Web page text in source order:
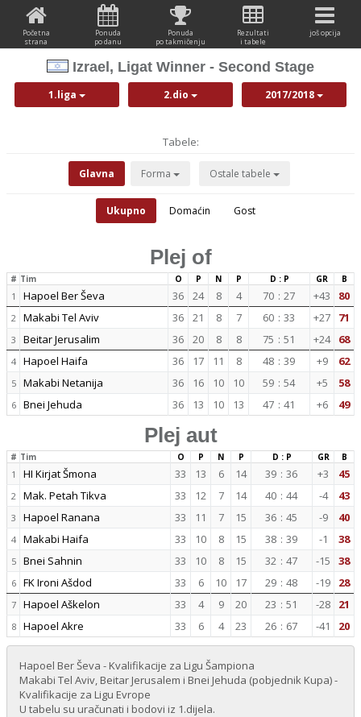
Početna
strana
Ponuda
po danu
Ponuda
po takmičenju
Rezultati
i tabele
još opcija
Izrael, Ligat Winner - Second Stage
1.liga 2.dio 2017/2018
Tabele:
Glavna Forma Ostale tabele
Ukupno Domaćin Gost
Plej of
# Tim O P N P D : P GR B
1 Hapoel Ber Ševa 36 24 8 4 70 : 27 +43 80
2 Makabi Tel Aviv 36 21 8 7 60 : 33 +27 71
3 Beitar Jerusalim 36 20 8 8 75 : 51 +24 68
4 Hapoel Haifa 36 17 11 8 48 : 39 +9 62
5 Makabi Netanija 36 16 10 10 59 : 54 +5 58
6 Bnei Jehuda 36 13 10 13 47 : 41 +6 49
Plej aut
# Tim O P N P D : P GR B
1 HI Kirjat Šmona 33 13 6 14 39 : 36 +3 45
2 Mak. Petah Tikva 33 12 7 14 40 : 44 -4 43
3 Hapoel Ranana 33 11 7 15 36 : 45 -9 40
4 Makabi Haifa 33 10 8 15 38 : 39 -1 38
5 Bnei Sahnin 33 10 8 15 32 : 47 -15 38
6 FK Ironi Ašdod 33 6 10 17 29 : 48 -19 28
7 Hapoel Aškelon 33 4 9 20 23 : 51 -28 21
8 Hapoel Akre 33 6 4 23 26 : 67 -41 20
Hapoel Ber Ševa - Kvalifikacije za Ligu Šampiona
Makabi Tel Aviv, Beitar Jerusalem i Bnei Jehuda (pobjednik Kupa) -
Kvalifikacije za Ligu Evrope
U tabelu su uračunati i bodovi iz 1.dijela.